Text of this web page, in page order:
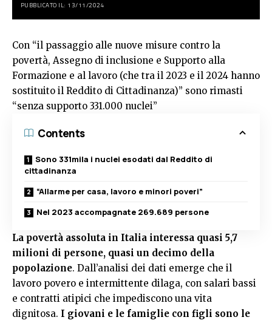
PUBBLICATO IL: 13/11/2024
Con “il passaggio alle nuove misure contro la
povertà, Assegno di inclusione e Supporto alla
Formazione e al lavoro (che tra il 2023 e il 2024 hanno
sostituito il Reddito di Cittadinanza)” sono rimasti
“senza supporto 331.000 nuclei”
Contents
Sono 331mila i nuclei esodati dal Reddito di
cittadinanza
“Allarme per casa, lavoro e minori poveri”
Nel 2023 accompagnate 269.689 persone
La povertà assoluta in Italia interessa quasi 5,7
milioni di persone, quasi un decimo della
popolazione. Dall’analisi dei dati emerge che il
lavoro povero e intermittente dilaga, con salari bassi
e contratti atipici che impediscono una vita
dignitosa. I giovani e le famiglie con figli sono le